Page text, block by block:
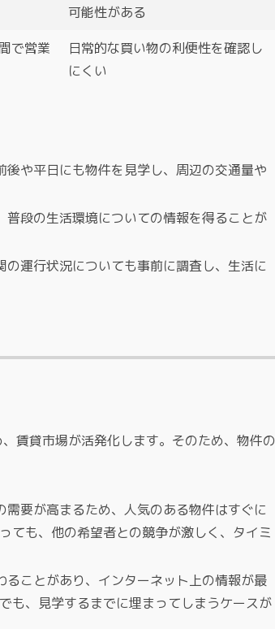
可能性がある
で営業
日常的な買い物の利便性を確認し
にくい
や平日にも物件を見学し、周辺の交通量や
段の生活環境についての情報を得ることが
運行状況についても事前に調査し、生活に
賃貸市場が活発化します。そのため、物件の
要が高まるため、人気のある物件はすぐに
ても、他の希望者との競争が激しく、タイミ
ことがあり、インターネット上の情報が最
も、見学するまでに埋まってしまうケースが